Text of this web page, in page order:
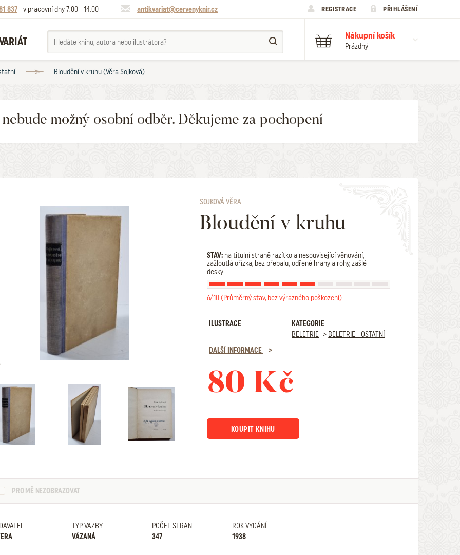
837 v pracovní dny 7:00 - 14:00 antikvariat@cervenyknir.cz REGISTRACE PŘIHLÁŠENÍ
Nákupní košík
Prázdný
Bloudění v kruhu (Věra Sojková)
možný osobní odběr. Děkujeme za pochopení
SOJKOVÁ VĚRA
Bloudění v kruhu
STAV: na titulní straně razítko a nesouvisející věnování;
zažloutlá ořízka, bez přebalu; odřené hrany a rohy, zašlé
desky
6/10 (Průměrný stav, bez výrazného poškození)
ILUSTRACE
-
KATEGORIE
BELETRIE -> BELETRIE - OSTATNÍ
DALŠÍ INFORMACE
80 Kč
KOUPIT KNIHU
PRO MĚ NEZOBRAZOVAT
TYP VAZBY
VÁZANÁ
POČET STRAN
347
ROK VYDÁNÍ
1938